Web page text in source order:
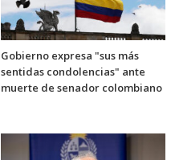
Gobierno expresa "sus más
sentidas condolencias" ante
muerte de senador colombiano